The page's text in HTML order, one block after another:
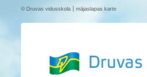
© Druvas vidusskola mājaslapas karte